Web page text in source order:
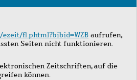
Journals
fl.phtml?bibid=WZB aufrufen,
Seiten nicht funktionieren.
Zeitschriften, auf die
können.